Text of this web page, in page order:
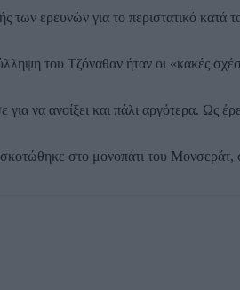
των ερευνών για το περιστατικό κατά
του Τζόναθαν ήταν οι «κακές
να ανοίξει και πάλι αργότερα. Ως
στο μονοπάτι του Μονσεράτ,